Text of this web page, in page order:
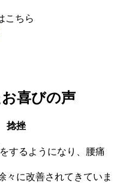
こちら
喜びの声
捻挫
するようになり、腰痛
々に改善されてきていま